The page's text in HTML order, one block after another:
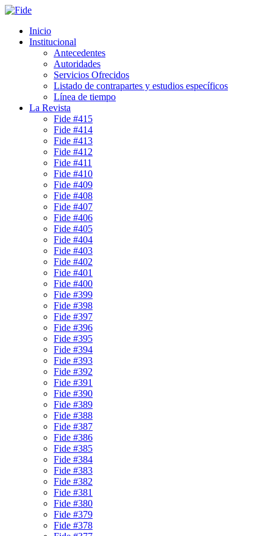
Inicio
Institucional
Antecedentes
Autoridades
Servicios Ofrecidos
Listado de contrapartes y estudios específicos
Línea de tiempo
La Revista
Fide #415
Fide #414
Fide #413
Fide #412
Fide #411
Fide #410
Fide #409
Fide #408
Fide #407
Fide #406
Fide #405
Fide #404
Fide #403
Fide #402
Fide #401
Fide #400
Fide #399
Fide #398
Fide #397
Fide #396
Fide #395
Fide #394
Fide #393
Fide #392
Fide #391
Fide #390
Fide #389
Fide #388
Fide #387
Fide #386
Fide #385
Fide #384
Fide #383
Fide #382
Fide #381
Fide #380
Fide #379
Fide #378